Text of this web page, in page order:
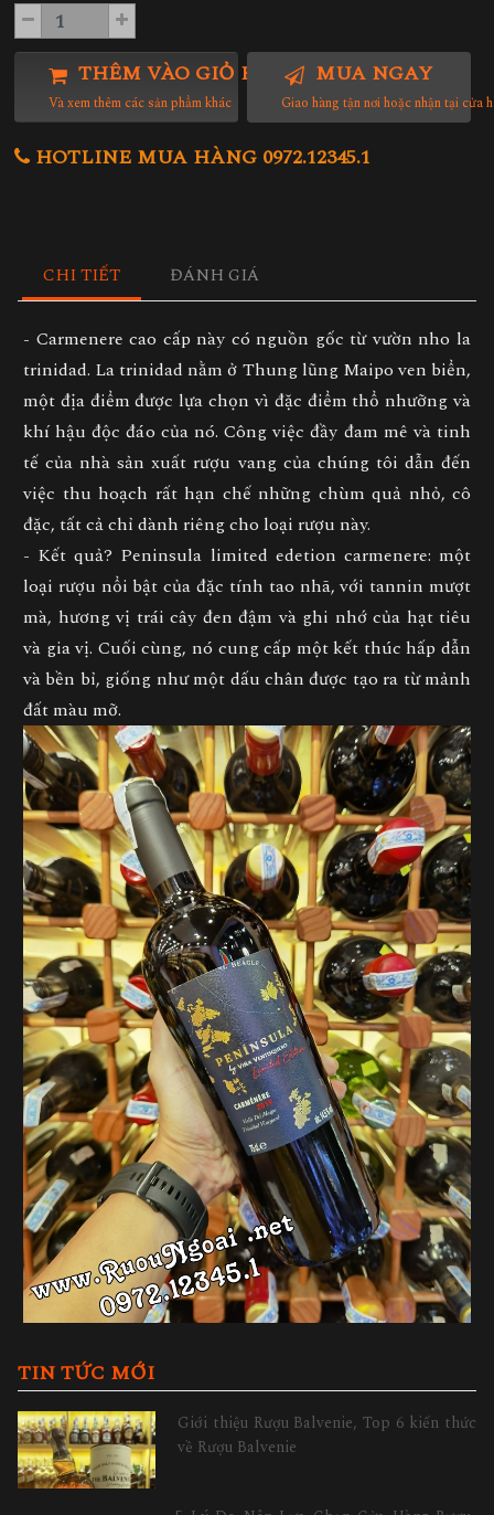
THÊM VÀO GIỎ HÀNG
Và xem thêm các sản phẩm khác
MUA NGAY
Giao hàng tận nơi hoặc nhận tại cửa
HOTLINE MUA HÀNG 0972.12345.1
CHI TIẾT ĐÁNH GIÁ
- Carmenere cao cấp này có nguồn gốc từ vườn nho la
trinidad. La trinidad nằm ở Thung lũng Maipo ven biển,
một địa điểm được lựa chọn vì đặc điểm thổ nhưỡng và
khí hậu độc đáo của nó. Công việc đầy đam mê và tinh
tế của nhà sản xuất rượu vang của chúng tôi dẫn đến
việc thu hoạch rất hạn chế những chùm quả nhỏ, cô
đặc, tất cả chỉ dành riêng cho loại rượu này.
- Kết quả? Peninsula limited edetion carmenere: một
loại rượu nổi bật của đặc tính tao nhã, với tannin mượt
mà, hương vị trái cây đen đậm và ghi nhớ của hạt tiêu
và gia vị. Cuối cùng, nó cung cấp một kết thúc hấp dẫn
và bền bỉ, giống như một dấu chân được tạo ra từ mảnh
đất màu mỡ.
TIN TỨC MỚI
Giới thiệu Rượu Balvenie, Top 6 kiến thức
về Rượu Balvenie